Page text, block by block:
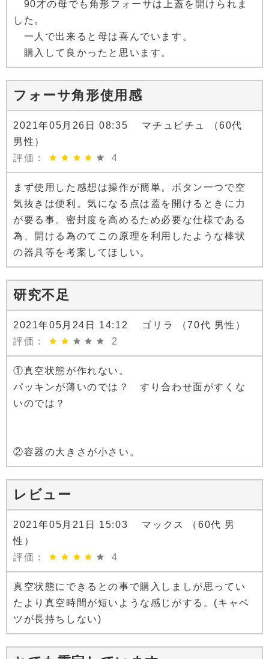
90才の母でも角形フォーサは上蓋を開けられま
した。
一人で出来ると母は喜んでいます。
購入して良かったと思います。
フォーサ角形使用感
2021年05月26日 08:35 マチュピチュ （60代
男性）
評価：
4
まず使用した感想は操作が簡単。ボタン一つで空
気抜きは便利。気になる点は蓋を開けるときに力
が要る事。密封度を高めるため必要な仕様である
為、開ける為のてこの原理を利用したような棒状
の器具等を考案してほしい。
研究不足
2021年05月24日 14:12 ゴリラ （70代 男性）
評価：
2
①真空状態が作れない。
パッキンが薄いのでは？ すり合わせ面がすくな
いのでは？
②容器の大きさが小さい。
レビュー
2021年05月21日 15:03 マックス （60代 男
性）
評価：
4
真空状態にできるとの事で購入しましが思ってい
たより真空時間が短いような感じがする。(キャベ
ツが長持ちしない)